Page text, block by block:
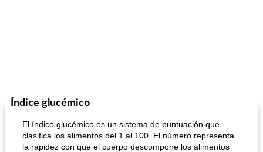
Índice glucémico
El índice glucémico es un sistema de puntuación que
clasifica los alimentos del 1 al 100. El número representa
la rapidez con que el cuerpo descompone los alimentos